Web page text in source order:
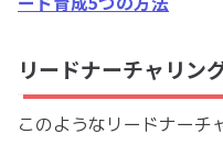
リードナーチャリン
このようなリードナーチ